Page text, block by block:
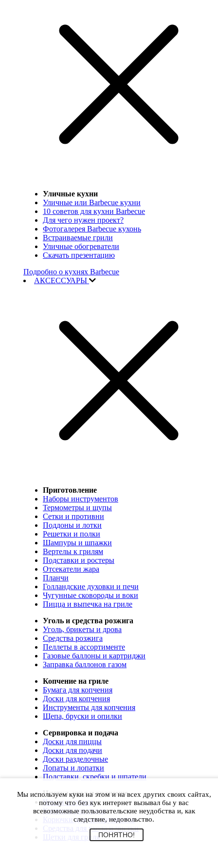
Уличные кухни
Уличные или Barbecue кухни
10 советов для кухни Barbecue
Для чего нужен проект?
Фотогалерея Barbecue кухонь
Встраиваемые грили
Уличные обогреватели
Скачать презентацию
Подробно о кухнях Barbecue
АКСЕССУАРЫ
Приготовление
Наборы инструментов
Термометры и щупы
Сетки и противни
Поддоны и лотки
Решетки и полки
Шампуры и шпажки
Вертелы к грилям
Подставки и ростеры
Отсекатели жара
Планчи
Голландские духовки и печи
Чугунные сковороды и воки
Пицца и выпечка на гриле
Уголь и средства розжига
Уголь, брикеты и дрова
Средства розжига
Пеллеты в ассортименте
Газовые баллоны и картриджи
Заправка баллонов газом
Копчение на гриле
Бумага для копчения
Доски для копчения
Инструменты для копчения
Щепа, бруски и опилки
Сервировка и подача
Доски для пиццы
Доски для подачи
Доски разделочные
Лопаты и лопатки
Подставки, скребки и шпатели
Чистка, уход и хранение
Чехлы и сумки
Коврики для гриля
Корючки для инструментов
Средства для ухода и чистки
Щетки для гриля
Мы используем куки на этом и на всех других своих сайтах,
потому что без кук интернет вызывал бы у вас
всевозможные пользовательские неудобства и, как
следствие, недовольство.
ПОНЯТНО!